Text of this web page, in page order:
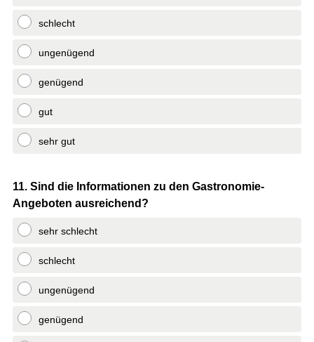
schlecht
ungenügend
genügend
gut
sehr gut
Question
Title
11. Sind die Informationen zu den Gastronomie-
Angeboten ausreichend?
sehr schlecht
schlecht
ungenügend
genügend